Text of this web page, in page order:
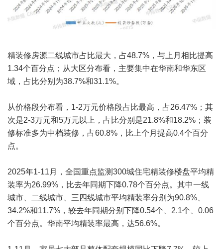
精装修房源二线城市占比最大，占48.7%，与上月相比提高
1.34个百分点；从大区分布看，主要集中在华南和华东区
域，占比分别为38.7%和31.1%。
从价格段分布看，1-2万元价格段占比最高，占26.47%；其
次是2-3万元和5万元以上，占比分别是21.8%和18.2%；装
修标准多为中档装修，占60.8%，比上个月提高0.4个百分
点。
2025年1-11月，全国重点监测300城住宅精装修楼盘平均精
装率为26.99%，比去年同期下降0.78个百分点。其中一线
城市、二线城市、三四线城市平均精装率分别为90.8%、
34.2%和11.7%，较去年同期分别下降0.54个、2.1个、0.06
个百分点。华南平均精装率最高，达56.6%。